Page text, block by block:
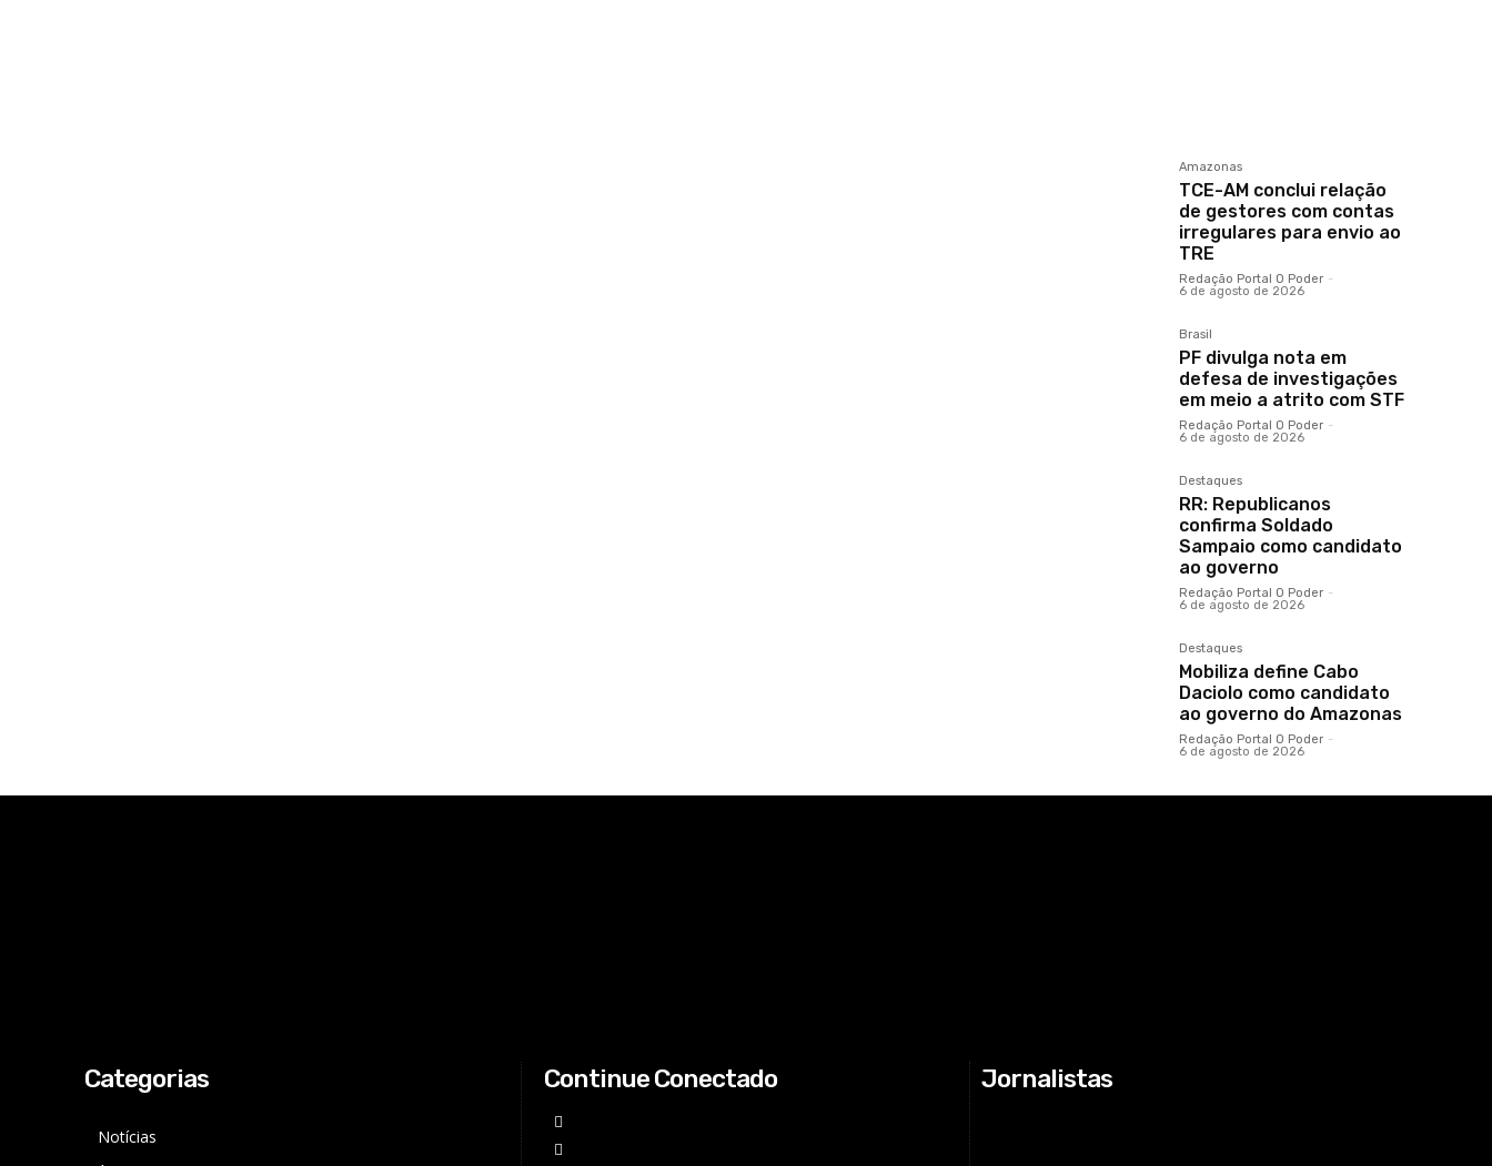
Amazonas
TCE-AM conclui relação
de gestores com contas
irregulares para envio ao
TRE
Redação Portal O Poder -
6 de agosto de 2026
Brasil
PF divulga nota em
defesa de investigações
em meio a atrito com STF
Redação Portal O Poder -
6 de agosto de 2026
Destaques
RR: Republicanos
confirma Soldado
Sampaio como candidato
ao governo
Redação Portal O Poder -
6 de agosto de 2026
Destaques
Mobiliza define Cabo
Daciolo como candidato
ao governo do Amazonas
Redação Portal O Poder -
6 de agosto de 2026
Categorias
Notícias
Continue Conectado Jornalistas